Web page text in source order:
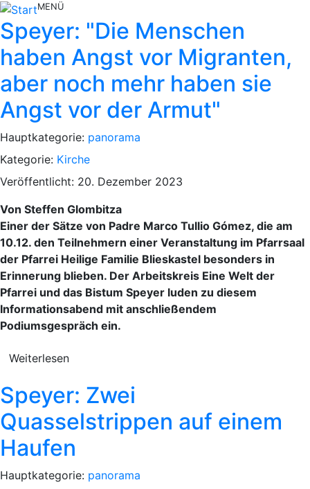
MENÜ
Speyer: "Die Menschen
haben Angst vor Migranten,
aber noch mehr haben sie
Angst vor der Armut"
Hauptkategorie: panorama
Kategorie: Kirche
Veröffentlicht: 20. Dezember 2023
Von Steffen Glombitza
Einer der Sätze von Padre Marco Tullio Gómez, die am
10.12. den Teilnehmern einer Veranstaltung im Pfarrsaal
der Pfarrei Heilige Familie Blieskastel besonders in
Erinnerung blieben. Der Arbeitskreis Eine Welt der
Pfarrei und das Bistum Speyer luden zu diesem
Informationsabend mit anschließendem
Podiumsgespräch ein.
Weiterlesen
Speyer: Zwei
Quasselstrippen auf einem
Haufen
Hauptkategorie: panorama